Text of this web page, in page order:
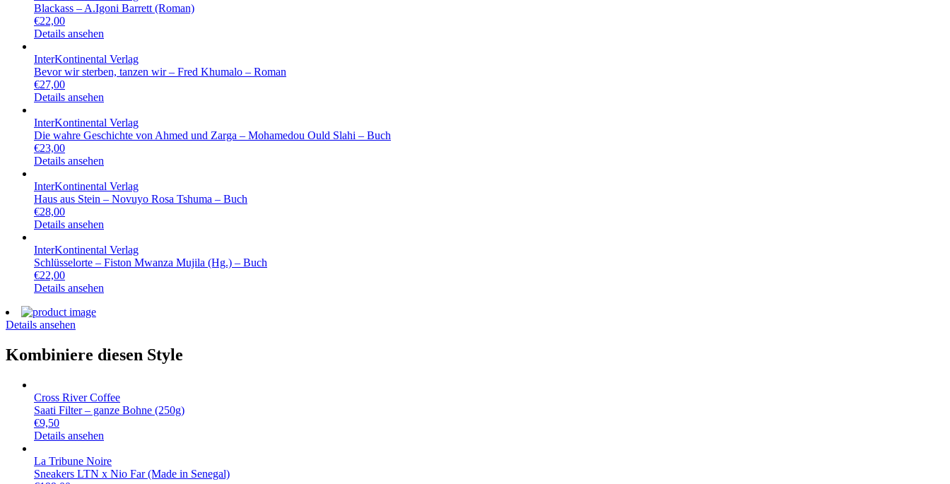
Blackass – A.Igoni Barrett (Roman)
€22,00
Details ansehen
InterKontinental Verlag
Bevor wir sterben, tanzen wir – Fred Khumalo – Roman
€27,00
Details ansehen
InterKontinental Verlag
Die wahre Geschichte von Ahmed und Zarga – Mohamedou Ould Slahi – Buch
€23,00
Details ansehen
InterKontinental Verlag
Haus aus Stein – Novuyo Rosa Tshuma – Buch
€28,00
Details ansehen
InterKontinental Verlag
Schlüsselorte – Fiston Mwanza Mujila (Hg.) – Buch
€22,00
Details ansehen
Details ansehen
Kombiniere diesen Style
Cross River Coffee
Saati Filter – ganze Bohne (250g)
€9,50
Details ansehen
La Tribune Noire
Sneakers LTN x Nio Far (Made in Senegal)